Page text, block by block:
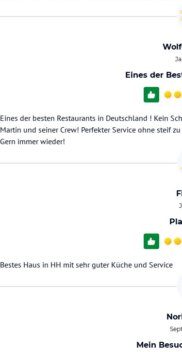
Eines der
Eines der besten Restaurants in Deutschland ! Kein
Martin und seiner Crew! Perfekter Service ohne steif
Gern immer wieder!
Bestes Haus in HH mit sehr guter Küche und Service
Mein